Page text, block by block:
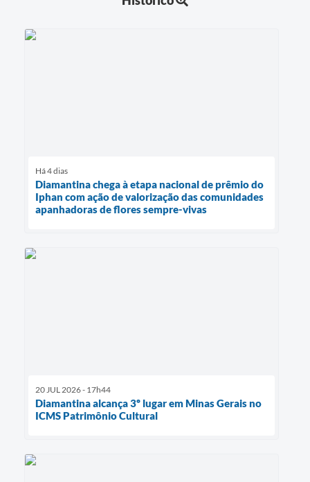
Há 4 dias
Diamantina chega à etapa nacional de prêmio do
Iphan com ação de valorização das comunidades
apanhadoras de flores sempre-vivas
20 JUL 2026 - 17h44
Diamantina alcança 3º lugar em Minas Gerais no
ICMS Patrimônio Cultural